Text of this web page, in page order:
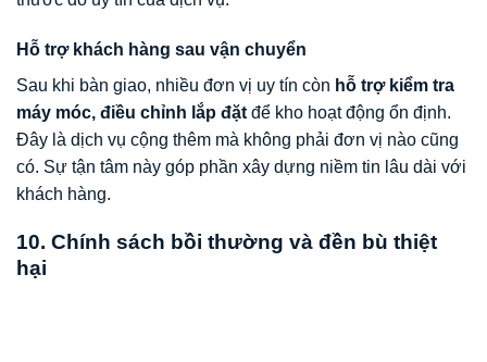
Hỗ trợ khách hàng sau vận chuyển
Sau khi bàn giao, nhiều đơn vị uy tín còn hỗ trợ kiểm tra
máy móc, điều chỉnh lắp đặt để kho hoạt động ổn định.
Đây là dịch vụ cộng thêm mà không phải đơn vị nào cũng
có. Sự tận tâm này góp phần xây dựng niềm tin lâu dài với
khách hàng.
10. Chính sách bồi thường và đền bù thiệt
hại